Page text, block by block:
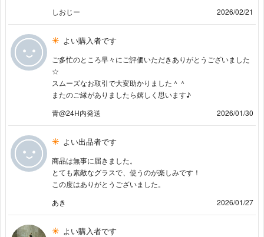
しおじー
2026/02/21
よい購入者です
ご多忙のところ早々にご評価いただきありがとうございました
☆
スムーズなお取引で大変助かりました＾＾
またのご縁がありましたら嬉しく思います♪
青@24H内発送
2026/01/30
よい出品者です
商品は無事に届きました。
とても素敵なグラスで、使うのが楽しみです！
この度はありがとうございました。
あき
2026/01/27
よい購入者です